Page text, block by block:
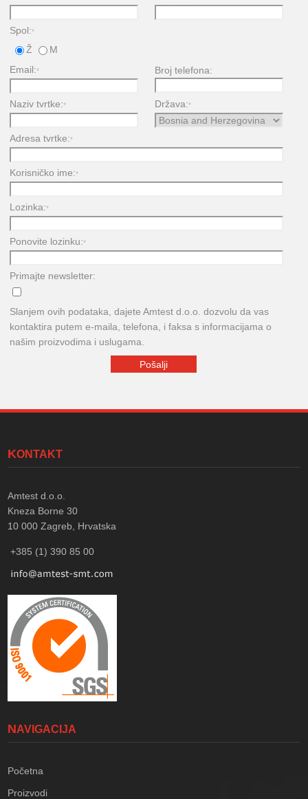
Spol:*
Ž
M
Email:* Broj telefona:
Naziv tvrtke:* Država:*
Adresa tvrtke:*
Korisničko ime:*
Lozinka:*
Ponovite lozinku:*
Primajte newsletter:
Slanjem ovih podataka, dajete Amtest d.o.o. dozvolu da vas
kontaktira putem e-maila, telefona, i faksa s informacijama o
našim proizvodima i uslugama.
KONTAKT
Amtest d.o.o.
Kneza Borne 30
10 000 Zagreb, Hrvatska
+385 (1) 390 85 00
NAVIGACIJA
Početna
Proizvodi